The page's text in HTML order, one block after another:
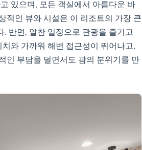
있으며, 모든 객실에서 아름다운 바
적인 뷰와 시설은 이 리조트의 가장 큰
반면, 알찬 일정으로 관광을 즐기고
와 가까워 해변 접근성이 뛰어나고,
인 부담을 덜면서도 괌의 분위기를 만